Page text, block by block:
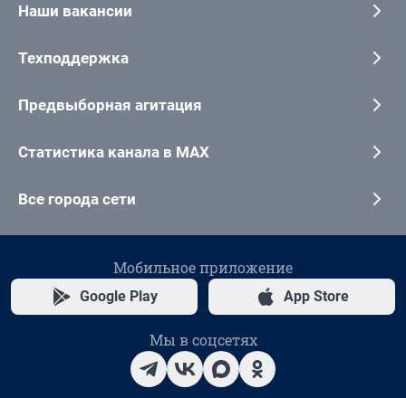
Наши вакансии
Техподдержка
Предвыборная агитация
Статистика канала в MAX
Все города сети
Мобильное приложение
Google Play App Store
Мы в соцсетях